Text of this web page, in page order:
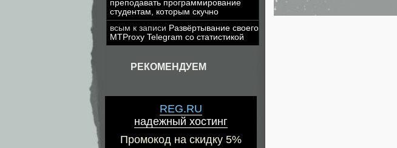
преподавать программирование
студентам, которым скучно
всым к записи Развёртывание своего
MTProxy Telegram со статистикой
РЕКОМЕНДУЕМ
REG.RU
надежный хостинг
Промокод на скидку 5%